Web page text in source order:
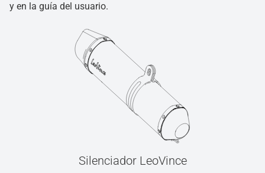
y en la guía del usuario.
Silenciador LeoVince